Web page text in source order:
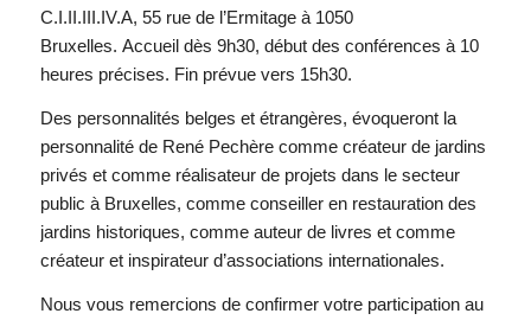
C.I.II.III.IV.A, 55 rue de l’Ermitage à 1050
Bruxelles. Accueil dès 9h30, début des conférences à 10
heures précises. Fin prévue vers 15h30.
Des personnalités belges et étrangères, évoqueront la
personnalité de René Pechère comme créateur de jardins
privés et comme réalisateur de projets dans le secteur
public à Bruxelles, comme conseiller en restauration des
jardins historiques, comme auteur de livres et comme
créateur et inspirateur d’associations internationales.
Nous vous remercions de confirmer votre participation au